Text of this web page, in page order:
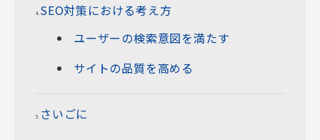
SEO対策における考え方
ユーザーの検索意図を満たす
サイトの品質を高める
さいごに